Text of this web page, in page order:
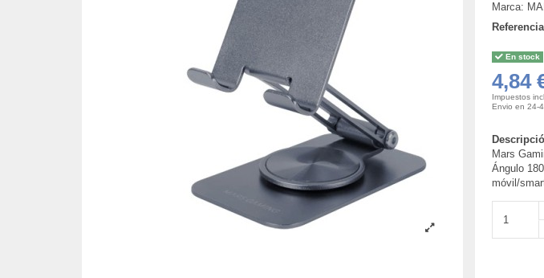
Marca:
Referencia
En stock
4,84
Impuestos
Envio en 24-
Mars
Ángulo
móvil/